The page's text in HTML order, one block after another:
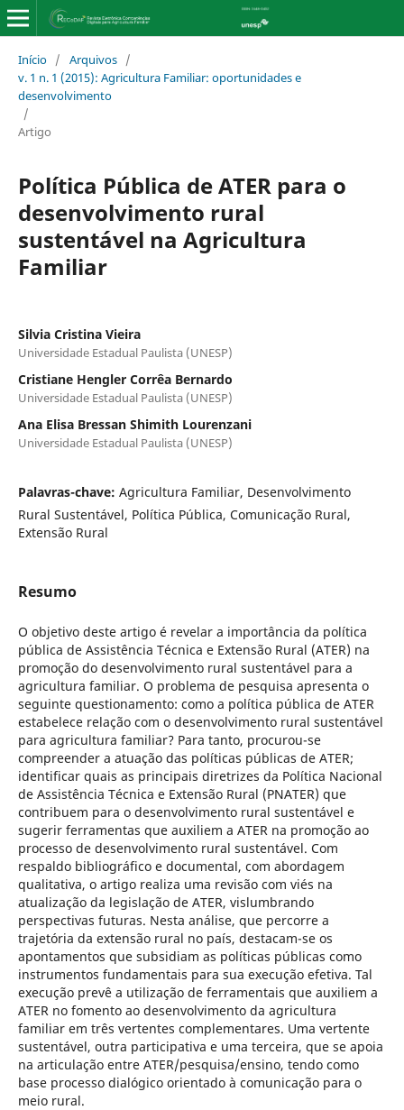
Início / Arquivos /
v. 1 n. 1 (2015): Agricultura Familiar: oportunidades e
desenvolvimento
/
Artigo
Política Pública de ATER para o
desenvolvimento rural
sustentável na Agricultura
Familiar
Silvia Cristina Vieira
Universidade Estadual Paulista (UNESP)
Cristiane Hengler Corrêa Bernardo
Universidade Estadual Paulista (UNESP)
Ana Elisa Bressan Shimith Lourenzani
Universidade Estadual Paulista (UNESP)
Palavras-chave: Agricultura Familiar, Desenvolvimento
Rural Sustentável, Política Pública, Comunicação Rural,
Extensão Rural
Resumo
O objetivo deste artigo é revelar a importância da política
pública de Assistência Técnica e Extensão Rural (ATER) na
promoção do desenvolvimento rural sustentável para a
agricultura familiar. O problema de pesquisa apresenta o
seguinte questionamento: como a política pública de ATER
estabelece relação com o desenvolvimento rural sustentável
para agricultura familiar? Para tanto, procurou-se
compreender a atuação das políticas públicas de ATER;
identificar quais as principais diretrizes da Política Nacional
de Assistência Técnica e Extensão Rural (PNATER) que
contribuem para o desenvolvimento rural sustentável e
sugerir ferramentas que auxiliem a ATER na promoção ao
processo de desenvolvimento rural sustentável. Com
respaldo bibliográfico e documental, com abordagem
qualitativa, o artigo realiza uma revisão com viés na
atualização da legislação de ATER, vislumbrando
perspectivas futuras. Nesta análise, que percorre a
trajetória da extensão rural no país, destacam-se os
apontamentos que subsidiam as políticas públicas como
instrumentos fundamentais para sua execução efetiva. Tal
execução prevê a utilização de ferramentais que auxiliem a
ATER no fomento ao desenvolvimento da agricultura
familiar em três vertentes complementares. Uma vertente
sustentável, outra participativa e uma terceira, que se apoia
na articulação entre ATER/pesquisa/ensino, tendo como
base processo dialógico orientado à comunicação para o
meio rural.